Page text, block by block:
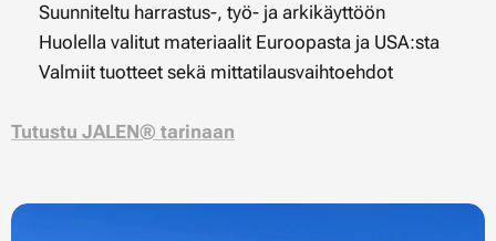
✔ Suunniteltu harrastus-, työ- ja arkikäyttöön
✔ Huolella valitut materiaalit Euroopasta ja USA:sta
✔ Valmiit tuotteet sekä mittatilausvaihtoehdot
Tutustu JALEN® tarinaan